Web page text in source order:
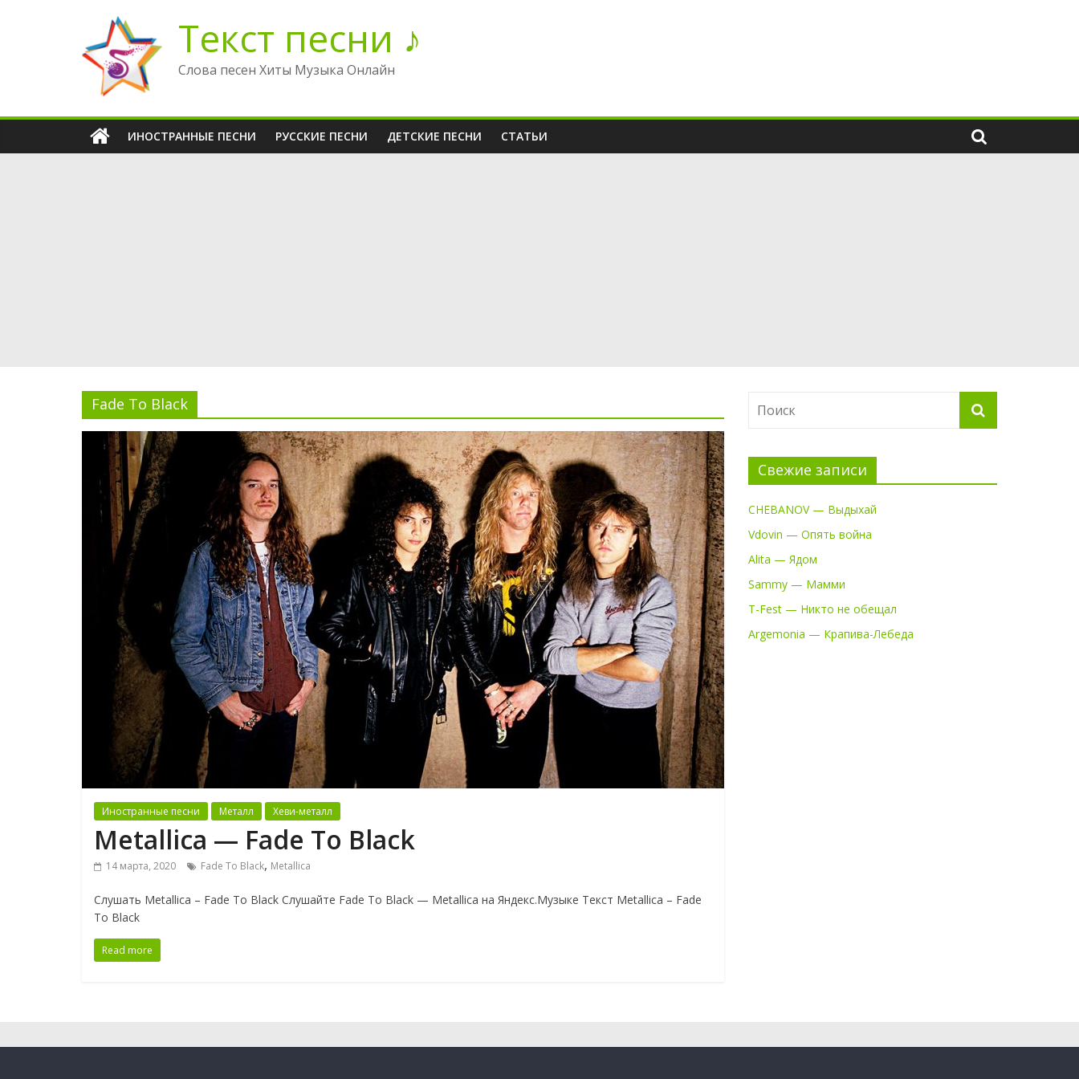
содержимому
Текст песни ♪
Слова песен Хиты Музыка Онлайн
ИНОСТРАННЫЕ ПЕСНИ РУССКИЕ ПЕСНИ ДЕТСКИЕ ПЕСНИ СТАТЬИ
Fade To Black
Иностранные песни Металл Хеви-металл
Metallica — Fade To Black
14 марта, 2020 Fade To Black, Metallica
Слушать Metallica – Fade To Black Слушайте Fade To Black — Metallica на Яндекс.Музыке Текст Metallica – Fade
To Black
Read more
Свежие записи
CHEBANOV — Выдыхай
Vdovin — Опять война
Alita — Ядом
Sammy — Мамми
T-Fest — Никто не обещал
Argemonia — Крапива-Лебеда